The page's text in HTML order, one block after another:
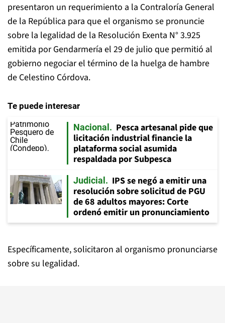
presentaron un requerimiento a la Contraloría General
de la República para que el organismo se pronuncie
sobre la legalidad de la Resolución Exenta N° 3.925
emitida por Gendarmería el 29 de julio que permitió al
gobierno negociar el término de la huelga de hambre
de Celestino Córdova.
Te puede interesar
Nacional
Pesca artesanal pide que
licitación industrial financie la
plataforma social asumida
respaldada por Subpesca
Judicial
IPS se negó a emitir una
resolución sobre solicitud de PGU
de 68 adultos mayores: Corte
ordenó emitir un pronunciamiento
Específicamente, solicitaron al organismo pronunciarse
sobre su legalidad.